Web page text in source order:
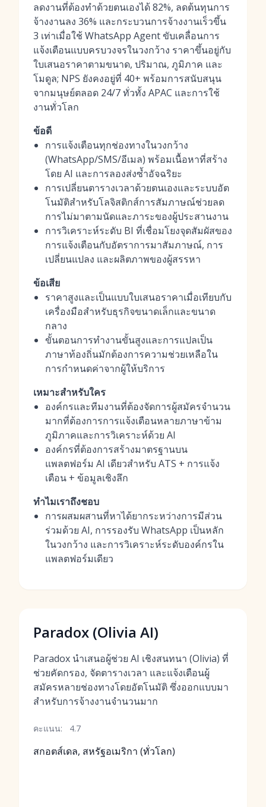
ลดงานที่ต้องทำด้วยตนเองได้ 82%, ลดต้นทุนการ
จ้างงานลง 36% และกระบวนการจ้างงานเร็วขึ้น
3 เท่าเมื่อใช้ WhatsApp Agent ขับเคลื่อนการ
แจ้งเตือนแบบครบวงจรในวงกว้าง ราคาขึ้นอยู่กับ
ใบเสนอราคาตามขนาด, ปริมาณ, ภูมิภาค และ
โมดูล; NPS ยังคงอยู่ที่ 40+ พร้อมการสนับสนุน
จากมนุษย์ตลอด 24/7 ทั่วทั้ง APAC และการใช้
งานทั่วโลก
ข้อดี
การแจ้งเตือนทุกช่องทางในวงกว้าง
(WhatsApp/SMS/อีเมล) พร้อมเนื้อหาที่สร้าง
โดย AI และการลองส่งซ้ำอัจฉริยะ
การเปลี่ยนตารางเวลาด้วยตนเองและระบบอัต
โนมัติสำหรับโลจิสติกส์การสัมภาษณ์ช่วยลด
การไม่มาตามนัดและภาระของผู้ประสานงาน
การวิเคราะห์ระดับ BI ที่เชื่อมโยงจุดสัมผัสของ
การแจ้งเตือนกับอัตราการมาสัมภาษณ์, การ
เปลี่ยนแปลง และผลิตภาพของผู้สรรหา
ข้อเสีย
ราคาสูงและเป็นแบบใบเสนอราคาเมื่อเทียบกับ
เครื่องมือสำหรับธุรกิจขนาดเล็กและขนาด
กลาง
ขั้นตอนการทำงานขั้นสูงและการแปลเป็น
ภาษาท้องถิ่นมักต้องการความช่วยเหลือใน
การกำหนดค่าจากผู้ให้บริการ
เหมาะสำหรับใคร
องค์กรและทีมงานที่ต้องจัดการผู้สมัครจำนวน
มากที่ต้องการการแจ้งเตือนหลายภาษาข้าม
ภูมิภาคและการวิเคราะห์ด้วย AI
องค์กรที่ต้องการสร้างมาตรฐานบน
แพลตฟอร์ม AI เดียวสำหรับ ATS + การแจ้ง
เตือน + ข้อมูลเชิงลึก
ทำไมเราถึงชอบ
การผสมผสานที่หาได้ยากระหว่างการมีส่วน
ร่วมด้วย AI, การรองรับ WhatsApp เป็นหลัก
ในวงกว้าง และการวิเคราะห์ระดับองค์กรใน
แพลตฟอร์มเดียว
Paradox (Olivia AI)
Paradox นำเสนอผู้ช่วย AI เชิงสนทนา (Olivia) ที่
ช่วยคัดกรอง, จัดตารางเวลา และแจ้งเตือนผู้
สมัครหลายช่องทางโดยอัตโนมัติ ซึ่งออกแบบมา
สำหรับการจ้างงานจำนวนมาก
คะแนน: 4.7
สกอตส์เดล, สหรัฐอเมริกา (ทั่วโลก)